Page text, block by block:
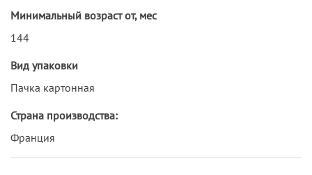
Минимальный возраст от, мес
144
Вид упаковки
Пачка картонная
Страна производства:
Франция